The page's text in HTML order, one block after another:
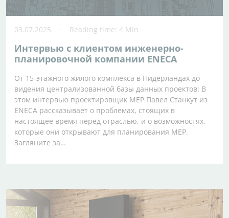
03.07.2025 Reading time: 4 Min
Интервью с клиентом инженерно-
планировочной компании ENECA
От 15-этажного жилого комплекса в Нидерландах до
видения централизованной базы данных проектов: В
этом интервью проектировщик MEP Павел Станкут из
ENECA рассказывает о проблемах, стоящих в
настоящее время перед отраслью, и о возможностях,
которые они открывают для планирования MEP.
Загляните за…